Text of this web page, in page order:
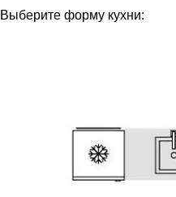
Выберите форму кухни: